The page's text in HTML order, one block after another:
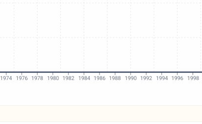
1974 1976 1978 1980 1982 1984 1986 1988 1990 1992 1994 1996 1998